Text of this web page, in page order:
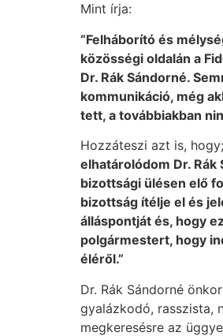
Mint írja:
“Felháborító és
közösségi oldalán a
Dr. Rák Sándorné.
kommunikáció, még
tett, a továbbiakban
Hozzáteszi azt is, hogy;
elhatárolódom Dr.
bizottsági ülésen elő
bizottság ítélje el és
álláspontját és, hogy
polgármestert, hogy
éléről.”
Dr. Rák Sándorné
gyalázkodó, rasszista,
megkeresésre az